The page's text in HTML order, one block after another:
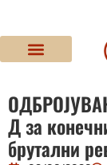
Д за
брутални